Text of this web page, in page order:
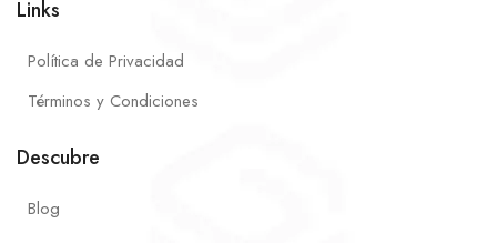
Links
Política de Privacidad
Términos y Condiciones
Descubre
Blog